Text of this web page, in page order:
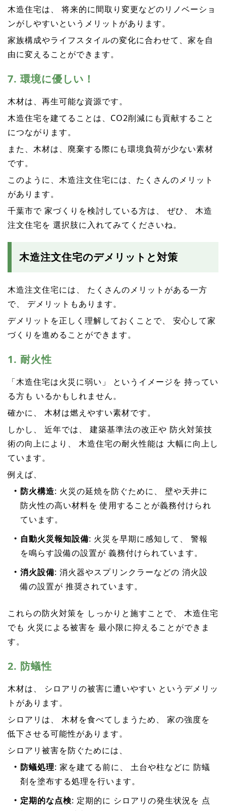
木造住宅は、 将来的に間取り変更などのリノベーショ
ンがしやすいというメリットがあります。
家族構成やライフスタイルの変化に合わせて、家を自
由に変えることができます。
7. 環境に優しい！
木材は、再生可能な資源です。
木造住宅を建てることは、CO2削減にも貢献すること
につながります。
また、木材は、廃棄する際にも環境負荷が少ない素材
です。
このように、木造注文住宅には、たくさんのメリット
があります。
千葉市で 家づくりを検討している方は、 ぜひ、 木造
注文住宅を 選択肢に入れてみてくださいね。
木造注文住宅のデメリットと対策
木造注文住宅には、 たくさんのメリットがある一方
で、 デメリットもあります。
デメリットを正しく理解しておくことで、 安心して家
づくりを進めることができます。
1. 耐火性
「木造住宅は火災に弱い」 というイメージを 持ってい
る方も いるかもしれません。
確かに、 木材は燃えやすい素材です。
しかし、 近年では、 建築基準法の改正や 防火対策技
術の向上により、 木造住宅の耐火性能は 大幅に向上し
ています。
例えば、
防火構造: 火災の延焼を防ぐために、 壁や天井に
防火性の高い材料を 使用することが義務付けられ
ています。
自動火災報知設備: 火災を早期に感知して、 警報
を鳴らす設備の設置が 義務付けられています。
消火設備: 消火器やスプリンクラーなどの 消火設
備の設置が 推奨されています。
これらの防火対策を しっかりと施すことで、 木造住宅
でも 火災による被害を 最小限に抑えることができま
す。
2. 防蟻性
木材は、 シロアリの被害に遭いやすい というデメリッ
トがあります。
シロアリは、 木材を食べてしまうため、 家の強度を
低下させる可能性があります。
シロアリ被害を防ぐためには、
防蟻処理: 家を建てる前に、 土台や柱などに 防蟻
剤を塗布する処理を行います。
定期的な点検: 定期的に シロアリの発生状況を 点